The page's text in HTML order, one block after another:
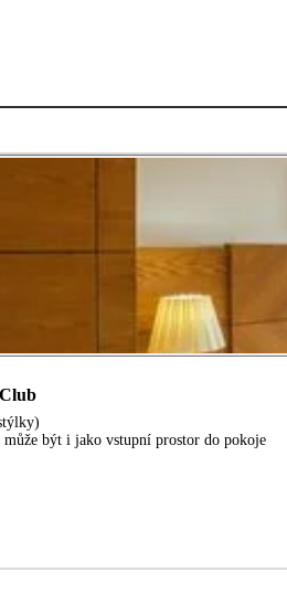
být i jako vstupní prostor do pokoje